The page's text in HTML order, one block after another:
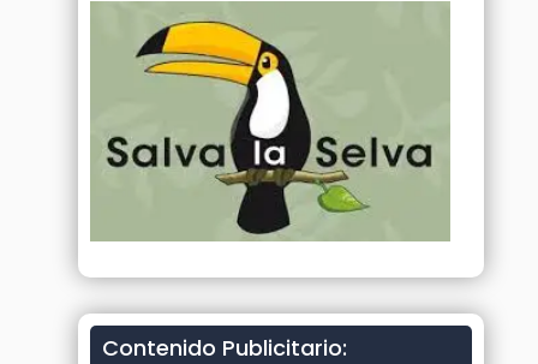
Contenido Publicitario: